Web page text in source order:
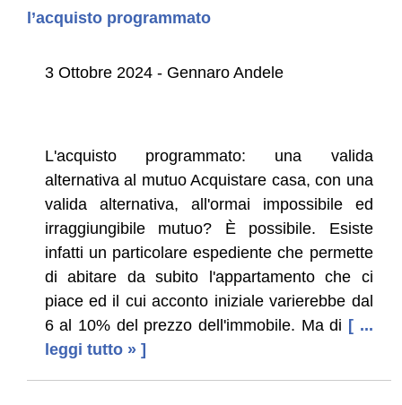
l’acquisto programmato
3 Ottobre 2024 - Gennaro Andele
L'acquisto programmato: una valida
alternativa al mutuo Acquistare casa, con una
valida alternativa, all'ormai impossibile ed
irraggiungibile mutuo? È possibile. Esiste
infatti un particolare espediente che permette
di abitare da subito l'appartamento che ci
piace ed il cui acconto iniziale varierebbe dal
6 al 10% del prezzo dell'immobile. Ma di [ ...
leggi tutto » ]